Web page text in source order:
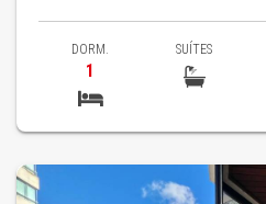
DORM.
1
SUÍTES